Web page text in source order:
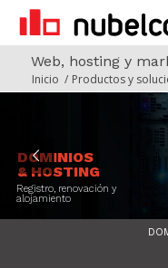
Web, hosting y
Inicio / Productos y
DOMINIOS
& HOSTING
Registro, renovación y
alojamiento